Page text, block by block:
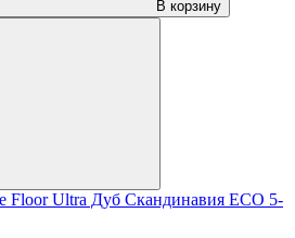
В корзину